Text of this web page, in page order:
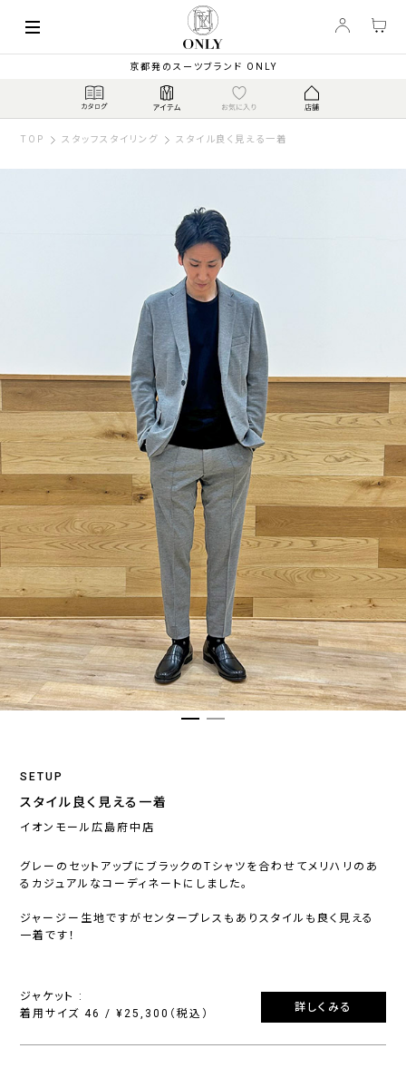
京都発のスーツブランド ONLY
TOP スタッフスタイリング スタイル良く見える一着
SETUP
スタイル良く見える一着
イオンモール広島府中店
グレーのセットアップにブラックのTシャツを合わせてメリハリのあ
るカジュアルなコーディネートにしました。
ジャージー生地ですがセンタープレスもありスタイルも良く見える
一着です！
ジャケット :
着用サイズ 46 / ¥25,300（税込）
詳しくみる